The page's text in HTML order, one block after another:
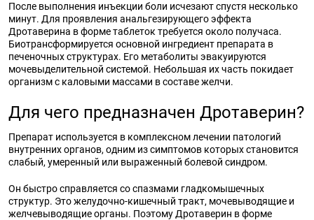
После выполнения инъекции боли исчезают спустя несколько
минут. Для проявления анальгезирующего эффекта
Дротаверина в форме таблеток требуется около получаса.
Биотрансформируется основной ингредиент препарата в
печеночных структурах. Его метаболиты эвакуируются
мочевыделительной системой. Небольшая их часть покидает
организм с каловыми массами в составе желчи.
Для чего предназначен Дротаверин?
Препарат используется в комплексном лечении патологий
внутренних органов, одним из симптомов которых становится
слабый, умеренный или выраженный болевой синдром.
Он быстро справляется со спазмами гладкомышечных
структур. Это желудочно-кишечный тракт, мочевыводящие и
желчевыводящие органы. Поэтому Дротаверин в форме